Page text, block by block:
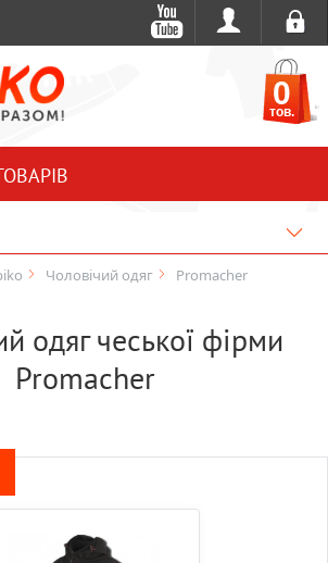
0
тов.
Чоловічий одяг Promacher
одяг чеської фірми
Promacher